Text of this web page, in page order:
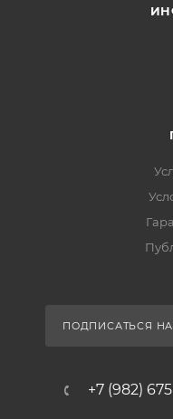
ПОДПИСАТЬСЯ
+7 (982)